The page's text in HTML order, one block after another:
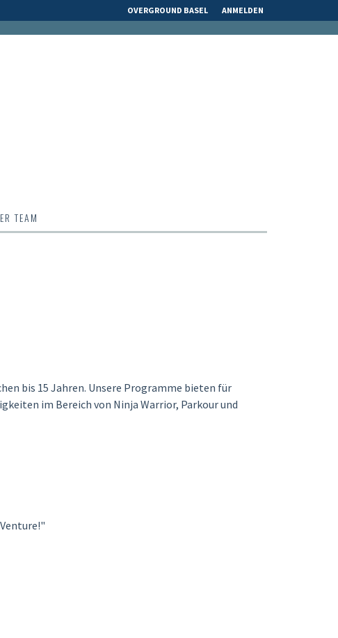
OVERGROUND BASEL ANMELDEN
TEAM
bis 15 Jahren. Unsere Programme bieten für
im Bereich von Ninja Warrior, Parkour und